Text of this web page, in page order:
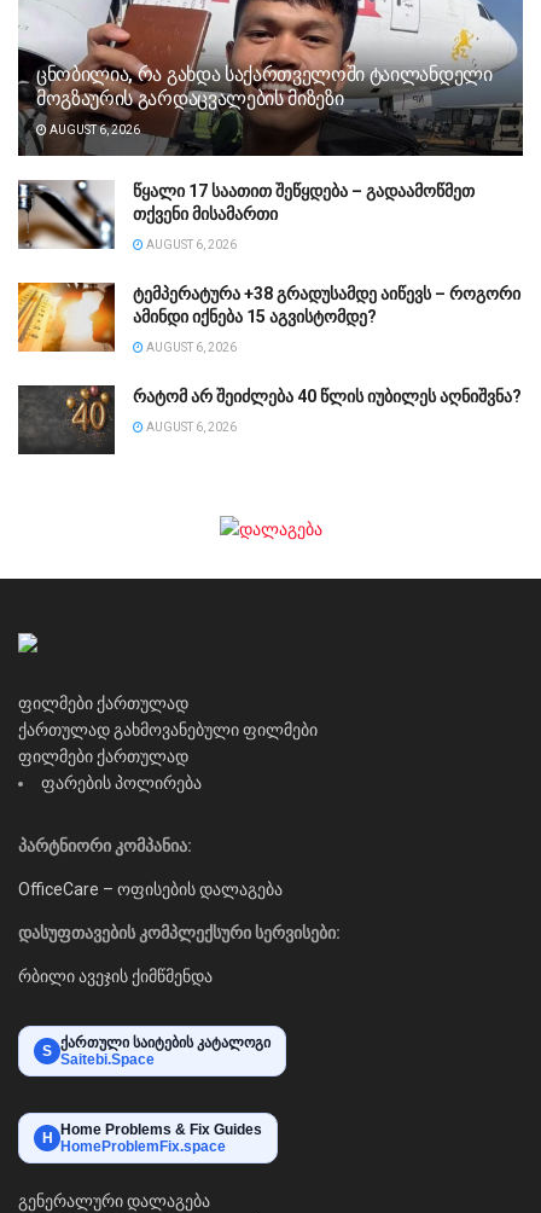
ცნობილია, რა გახდა საქართველოში ტაილანდელი
მოგზაურის გარდაცვალების მიზეზი
AUGUST 6, 2026
წყალი 17 საათით შეწყდება – გადაამოწმეთ
თქვენი მისამართი
AUGUST 6, 2026
ტემპერატურა +38 გრადუსამდე აიწევს – როგორი
ამინდი იქნება 15 აგვისტომდე?
AUGUST 6, 2026
რატომ არ შეიძლება 40 წლის იუბილეს აღნიშვნა?
AUGUST 6, 2026
ფილმები ქართულად
ქართულად გახმოვანებული ფილმები
ფილმები ქართულად
ფარების პოლირება
პარტნიორი კომპანია:
OfficeCare – ოფისების დალაგება
დასუფთავების კომპლექსური სერვისები:
რბილი ავეჯის ქიმწმენდა
S ქართული საიტების კატალოგი
Saitebi.Space
H
Home Problems & Fix Guides
HomeProblemFix.space
გენერალური დალაგება